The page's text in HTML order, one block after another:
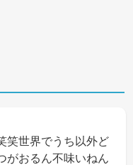
笑世界でうち以外ど
がおるん不味いねん